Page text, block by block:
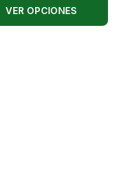
VER OPCIONES